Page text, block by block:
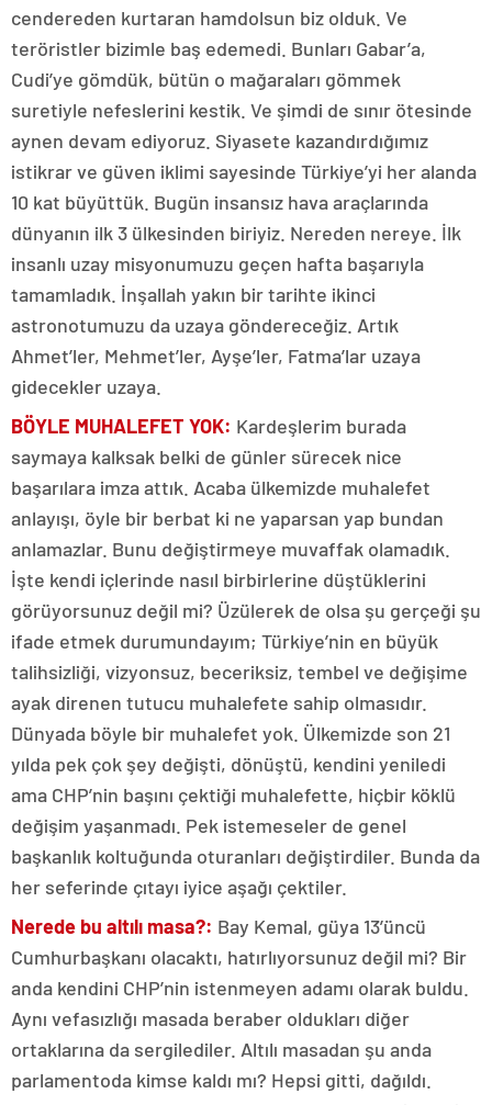
cendereden kurtaran hamdolsun biz olduk. Ve
teröristler bizimle baş edemedi. Bunları Gabar’a,
Cudi’ye gömdük, bütün o mağaraları gömmek
suretiyle nefeslerini kestik. Ve şimdi de sınır ötesinde
aynen devam ediyoruz. Siyasete kazandırdığımız
istikrar ve güven iklimi sayesinde Türkiye’yi her alanda
10 kat büyüttük. Bugün insansız hava araçlarında
dünyanın ilk 3 ülkesinden biriyiz. Nereden nereye. İlk
insanlı uzay misyonumuzu geçen hafta başarıyla
tamamladık. İnşallah yakın bir tarihte ikinci
astronotumuzu da uzaya göndereceğiz. Artık
Ahmet’ler, Mehmet’ler, Ayşe’ler, Fatma’lar uzaya
gidecekler uzaya.
BÖYLE MUHALEFET YOK: Kardeşlerim burada
saymaya kalksak belki de günler sürecek nice
başarılara imza attık. Acaba ülkemizde muhalefet
anlayışı, öyle bir berbat ki ne yaparsan yap bundan
anlamazlar. Bunu değiştirmeye muvaffak olamadık.
İşte kendi içlerinde nasıl birbirlerine düştüklerini
görüyorsunuz değil mi? Üzülerek de olsa şu gerçeği şu
ifade etmek durumundayım; Türkiye’nin en büyük
talihsizliği, vizyonsuz, beceriksiz, tembel ve değişime
ayak direnen tutucu muhalefete sahip olmasıdır.
Dünyada böyle bir muhalefet yok. Ülkemizde son 21
yılda pek çok şey değişti, dönüştü, kendini yeniledi
ama CHP’nin başını çektiği muhalefette, hiçbir köklü
değişim yaşanmadı. Pek istemeseler de genel
başkanlık koltuğunda oturanları değiştirdiler. Bunda da
her seferinde çıtayı iyice aşağı çektiler.
Nerede bu altılı masa?: Bay Kemal, güya 13’üncü
Cumhurbaşkanı olacaktı, hatırlıyorsunuz değil mi? Bir
anda kendini CHP’nin istenmeyen adamı olarak buldu.
Aynı vefasızlığı masada beraber oldukları diğer
ortaklarına da sergilediler. Altılı masadan şu anda
parlamentoda kimse kaldı mı? Hepsi gitti, dağıldı.